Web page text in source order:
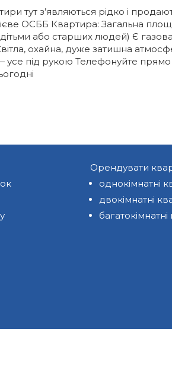
тут з’являються рідко і
ОСББ Квартира: Загальна
або старших людей) Є
охайна, дуже затишна
під рукою Телефонуйте
Орендувати
однокімнатні
двокімнатні